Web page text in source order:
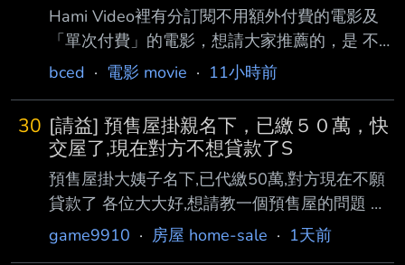
Hami Video裡有分訂閱不用額外付費的電影及
「單次付費」的電影，想請大家推薦的，是 不
用額外付費的。 年代：不拘 類型：不拘（動作
籍：不拘（臺劇、日劇、美劇、韓劇……皆可）
感謝。 --
bced · 電影 movie · 11小時前
30 [請益] 預售屋掛親名下，已繳５０萬，快
交屋了,現在對方不想貸款了S
預售屋掛大姨子名下,已代繳50萬,對方現在不願
貸款了 各位大大好,想請教一個預售屋的問題 當
初我老婆和她姐姐在雲林看中一個預售屋,(她姐
game9910 · 房屋 home-sale · 1天前